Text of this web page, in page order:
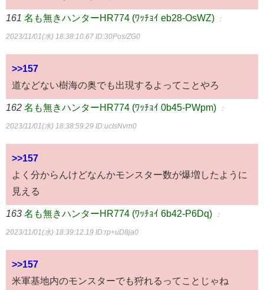
161 名も無きハンターHR774 (ﾜｯﾁｮｲ eb28-OsWZ) ：
2023/11/01(水) 18:38:10.67 ID:30Pos/ZG0
>>157
道などない樹海の奥でも出現するよってことやろ
162 名も無きハンターHR774 (ﾜｯﾁｮｲ 0b45-PWpm) ：
2023/11/01(水) 18:38:59.29 ID:ucIsNvrn0
>>157
よく分からんけどなんかモンスター数が爆増したように
見える
163 名も無きハンターHR774 (ﾜｯﾁｮｲ 6b42-P6Dq) ：
2023/11/01(水) 18:39:12.19 ID:rp+uD8ja0
>>157
米軍基地内のモンスターでも狩れるってことじゃね